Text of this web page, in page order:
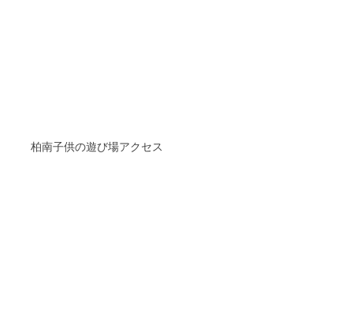
柏南子供の遊び場アクセス